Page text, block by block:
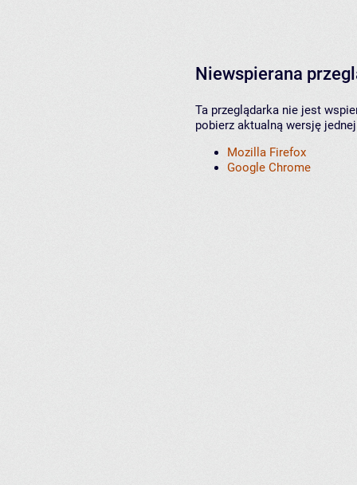
Niewspierana
Ta przeglądarka nie jest
pobierz aktualną wersję
Mozilla Firefox
Google Chrome